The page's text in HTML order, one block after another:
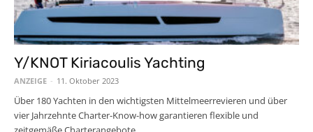
Y/KNOT Kiriacoulis Yachting
ANZEIGE - 11. Oktober 2023
Über 180 Yachten in den wichtigsten Mittelmeerrevieren und über
vier Jahrzehnte Charter-Know-how garantieren flexible und